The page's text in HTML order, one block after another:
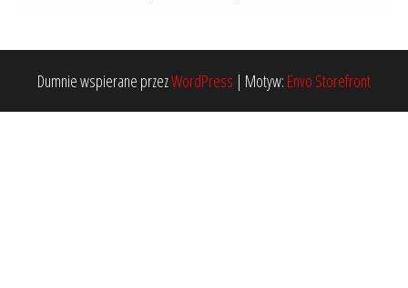
Dumnie wspierane przezWordPress | Motyw: Envo Storefront